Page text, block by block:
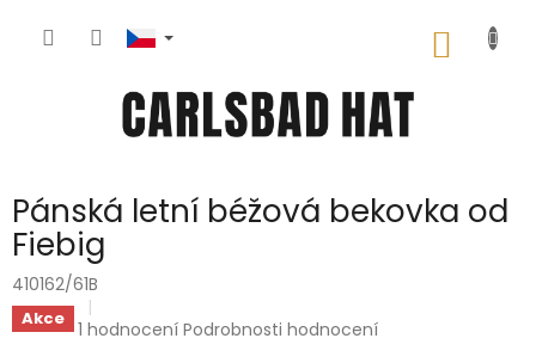
Pánská letní béžová bekovka od
Fiebig
410162/61B
Akce Průměrné
1 hodnocení Podrobnosti hodnocení